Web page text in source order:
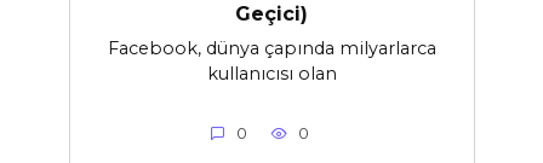
Geçici)
Facebook, dünya çapında milyarlarca
kullanıcısı olan
0 0